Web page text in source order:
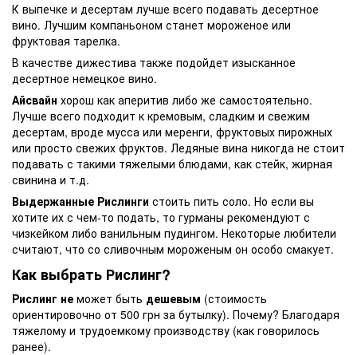
К выпечке и десертам лучше всего подавать десертное
вино. Лучшим компаньоном станет мороженое или
фруктовая тарелка.
В качестве дижестива также подойдет изысканное
десертное немецкое вино.
Айсвайн хорош как аперитив либо же самостоятельно.
Лучше всего подходит к кремовым, сладким и свежим
десертам, вроде мусса или меренги, фруктовых пирожных
или просто свежих фруктов. Ледяные вина никогда не стоит
подавать с такими тяжелыми блюдами, как стейк, жирная
свинина и т.д.
Выдержанные Рислинги стоить пить соло. Но если вы
хотите их с чем-то подать, то гурманы рекомендуют с
чизкейком либо ванильным пудингом. Некоторые любители
считают, что со сливочным мороженым он особо смакует.
Как выбрать Рислинг?
Рислинг не может быть дешевым (стоимость
ориентировочно от 500 грн за бутылку). Почему? Благодаря
тяжелому и трудоемкому производству (как говорилось
ранее).